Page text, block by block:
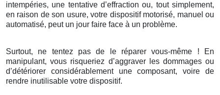
intempéries, une tentative d’effraction ou, tout simplement,
en raison de son usure, votre dispositif motorisé, manuel ou
automatisé, peut un jour faire face à un problème.
Surtout, ne tentez pas de le réparer vous-même ! En
manipulant, vous risqueriez d’aggraver les dommages ou
d’détériorer considérablement une composant, voire de
rendre inutilisable votre dispositif.